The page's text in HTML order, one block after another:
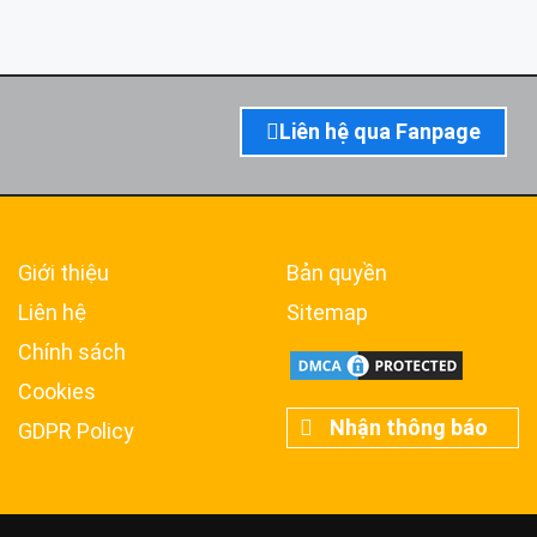
Liên hệ qua Fanpage
Giới thiệu
Liên hệ
Chính sách
Cookies
GDPR Policy
Bản quyền
Sitemap
Nhận thông báo